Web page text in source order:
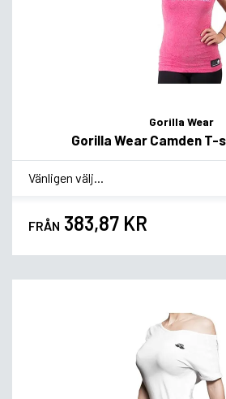
Gorilla Wear
Gorilla Wear Camden T-
* Smakvariant
FRÅN 383,87 KR